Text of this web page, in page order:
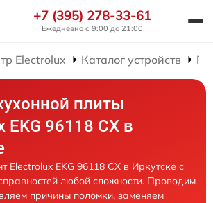
+7 (395) 278-33-61
Ежедневно с 9:00 до 21:00
Electrolux Каталог устройств
плиты
EKG 96118 CX в
Electrolux EKG 96118 CX в Иркутске с
любой сложности. Проводим
причины поломки, заменяем